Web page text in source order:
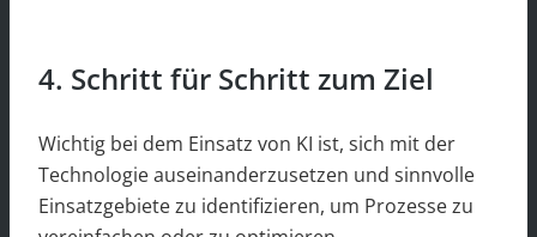
4. Schritt für Schritt zum Ziel
Wichtig bei dem Einsatz von KI ist, sich mit der
Technologie auseinanderzusetzen und sinnvolle
Einsatzgebiete zu identifizieren, um Prozesse zu